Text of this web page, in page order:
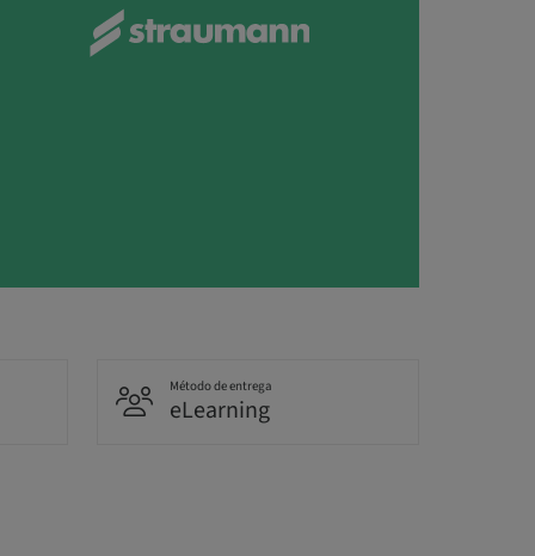
Método de entrega
eLearning